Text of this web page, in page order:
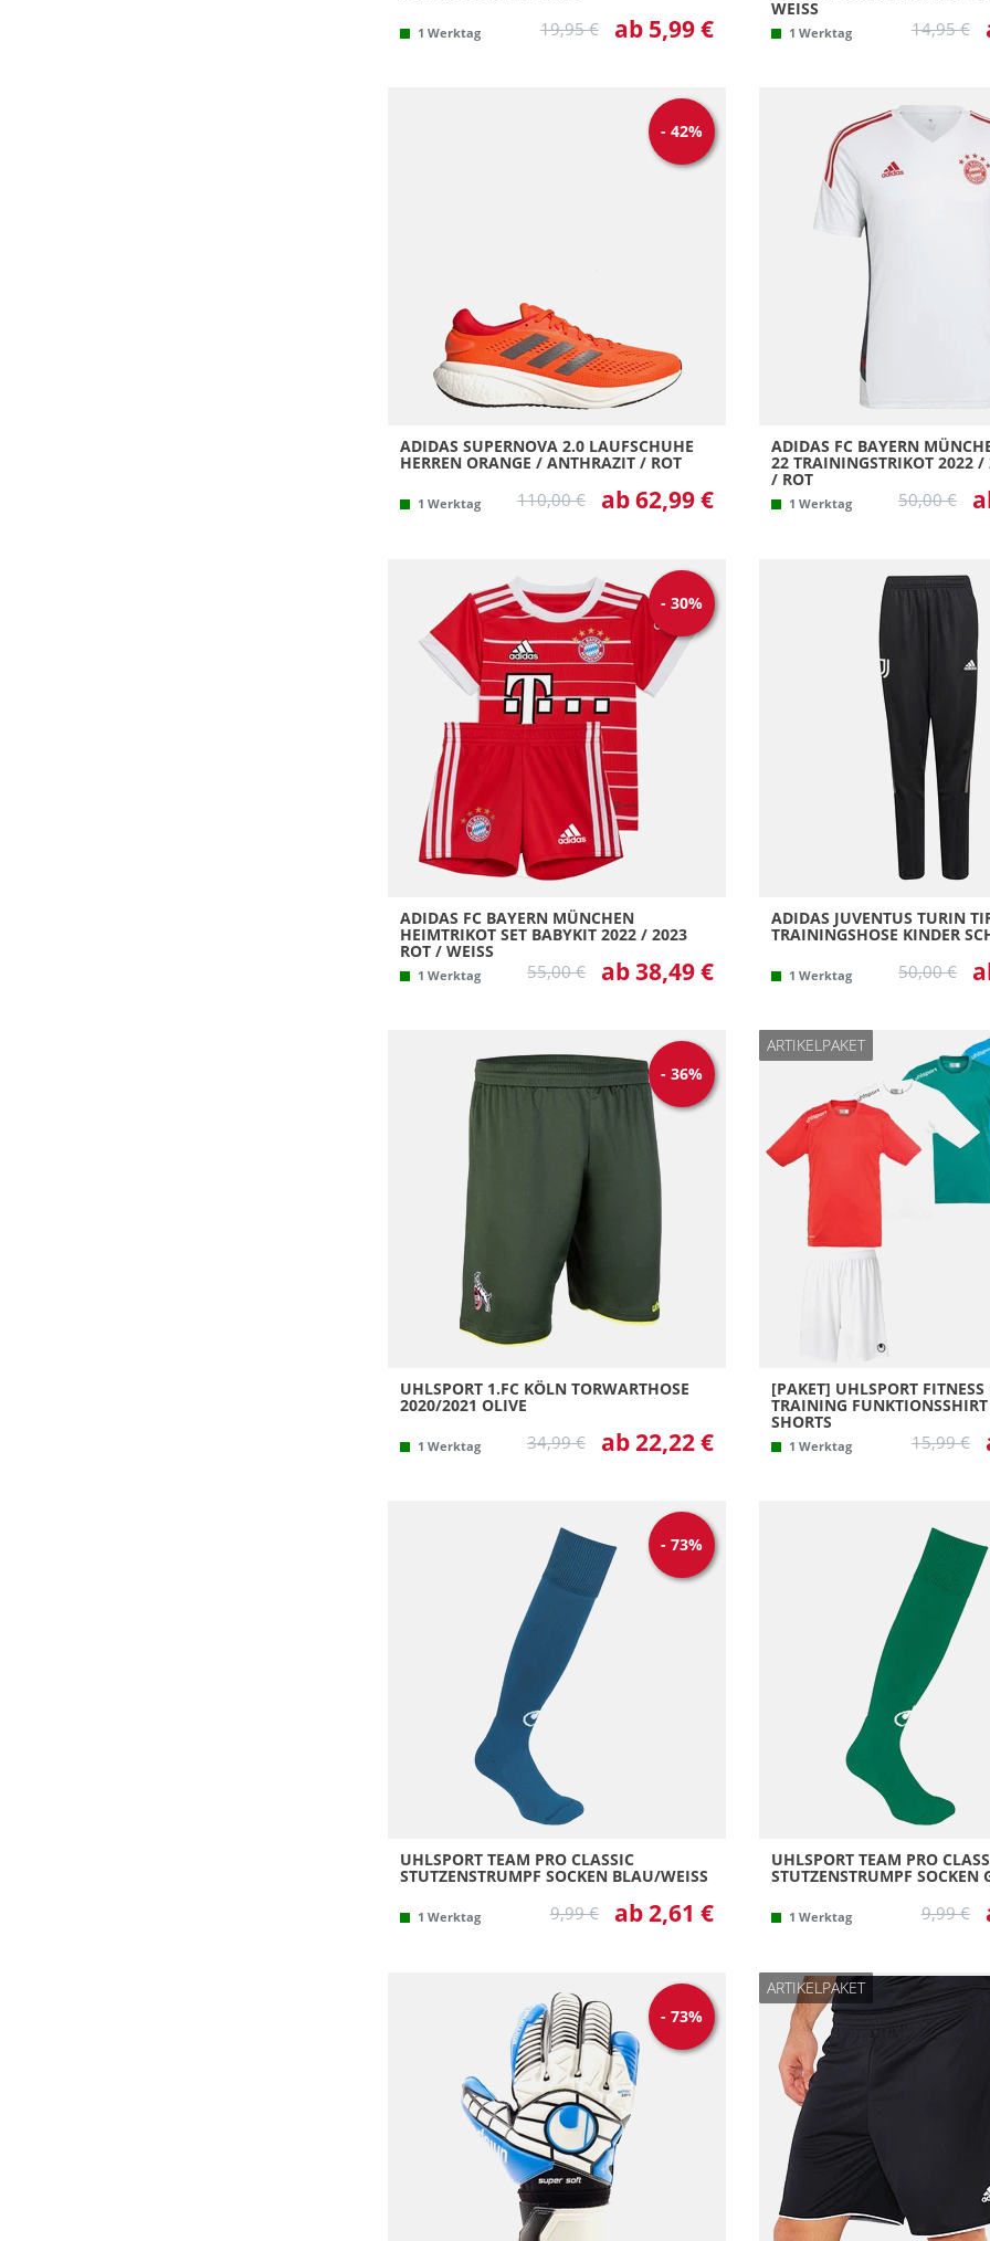
L
M
S
1 Werktag 19,95 € ab 5,99 €
WEISS
1 Werktag 14,95 €
- 42%
ADIDAS SUPERNOVA 2.0 LAUFSCHUHE
HERREN ORANGE / ANTHRAZIT / ROT
1 Werktag 110,00 € ab 62,99 €
ADIDAS FC BAYERN
22 TRAININGSTRIKOT 2022 /
ROT
1 Werktag 50,00 €
- 30%
ADIDAS FC BAYERN MÜNCHEN
HEIMTRIKOT SET BABYKIT 2022 / 2023
ROT / WEISS
1 Werktag 55,00 € ab 38,49 €
ADIDAS JUVENTUS TURIN
TRAININGSHOSE KINDER
1 Werktag 50,00 €
- 36%
UHLSPORT 1.FC KÖLN TORWARTHOSE
2020/2021 OLIVE
1 Werktag 34,99 € ab 22,22 €
ARTIKELPAKET
[PAKET] UHLSPORT
TRAINING FUNKTIONSSHIRT
SHORTS
1 Werktag 15,99 €
- 73%
UHLSPORT TEAM PRO CLASSIC
STUTZENSTRUMPF SOCKEN BLAU/WEISS
1 Werktag 9,99 € ab 2,61 €
UHLSPORT TEAM PRO
STUTZENSTRUMPF SOCKEN
1 Werktag 9,99 €
- 73%
ARTIKELPAKET